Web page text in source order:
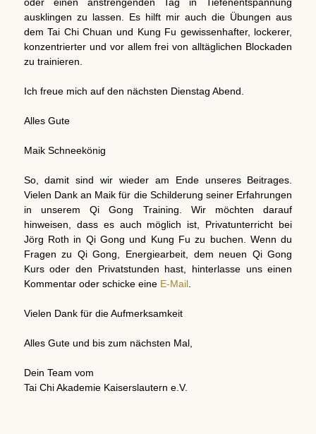
ausklingen zu lassen. Es hilft mir auch die Übungen aus
dem Tai Chi Chuan und Kung Fu gewissenhafter, lockerer,
konzentrierter und vor allem frei von alltäglichen Blockaden
zu trainieren.
Ich freue mich auf den nächsten Dienstag Abend.
Alles Gute
Maik Schneekönig
So, damit sind wir wieder am Ende unseres Beitrages.
Vielen Dank an Maik für die Schilderung seiner Erfahrungen
in unserem Qi Gong Training. Wir möchten darauf
hinweisen, dass es auch möglich ist, Privatunterricht bei
Jörg Roth in Qi Gong und Kung Fu zu buchen. Wenn du
Fragen zu Qi Gong, Energiearbeit, dem neuen Qi Gong
Kurs oder den Privatstunden hast, hinterlasse uns einen
Kommentar oder schicke eine E-Mail.
Vielen Dank für die Aufmerksamkeit
Alles Gute und bis zum nächsten Mal,
Dein Team vom
Tai Chi Akademie Kaiserslautern e.V.